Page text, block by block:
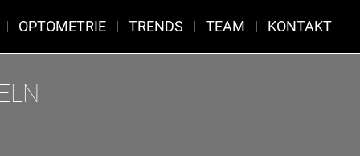
OPTOMETRIE TRENDS TEAM KONTAKT